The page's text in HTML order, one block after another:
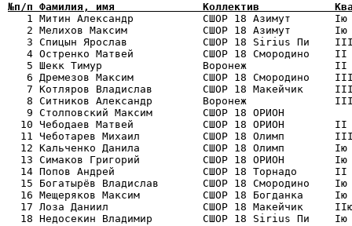
№п/п Фамилия, имя              Коллектив            Квал
1 Митин Александр           СШОР 18 Азимут
2 Мелихов Максим            СШОР 18 Азимут
3 Спицын Ярослав            СШОР 18 Sirius Пи
4 Остренко Матвей           СШОР 18 Смородино
5 Шекк Тимур                Воронеж
6 Дремезов Максим           СШОР 18 Смородино
7 Котляров Владислав        СШОР 18 Макейчик
8 Ситников Александр        Воронеж
9 Столповский Максим        СШОР 18 ОРИОН
10 Чебодаев Матвей           СШОР 18 ОРИОН
11 Чеботарев Михаил          СШОР 18 Олимп
12 Кальченко Данила          СШОР 18 Олимп
13 Симаков Григорий          СШОР 18 ОРИОН
14 Попов Андрей              СШОР 18 Торнадо
15 Богатырёв Владислав       СШОР 18 Смородино
16 Мещеряков Максим          СШОР 18 Богданка
17 Лоза Даниил               СШОР 18 Макейчик
  18 Недосекин Владимир        СШОР 18 Sirius Пи    Iю